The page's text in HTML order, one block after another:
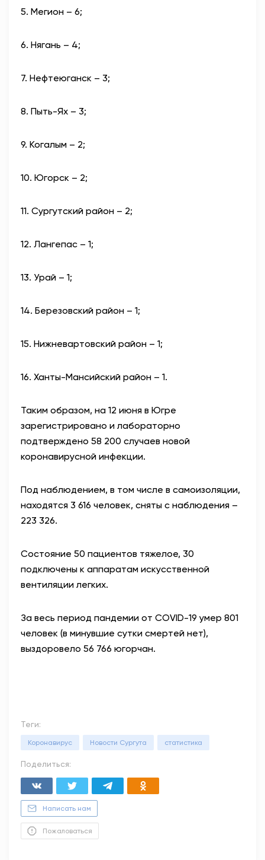
5. Мегион – 6;⁣
6. Нягань – 4;⁣
7. Нефтеюганск – 3;⁣
8. Пыть-Ях – 3;⁣
9. Когалым – 2;⁣
10. Югорск – 2;⁣
11. Сургутский район – 2;⁣
12. Лангепас – 1;⁣
13. Урай – 1;⁣
14. Березовский район – 1;⁣
15. Нижневартовский район – 1;⁣
16. Ханты-Мансийский район – 1.⁣
Таким образом, на 12 июня в Югре
зарегистрировано и лабораторно
подтверждено 58 200 случаев новой
коронавирусной инфекции.⁣
Под наблюдением, в том числе в самоизоляции,
находятся 3 616 человек, сняты с наблюдения –
223 326.⁣
Состояние 50 пациентов тяжелое, 30
подключены к аппаратам искусственной
вентиляции легких.⁣
За весь период пандемии от COVID-19 умер 801
человек (в минувшие сутки смертей нет),
выздоровело 56 766 югорчан.⁣
Теги:
Коронавирус Новости Сургута статистика
Поделиться:
Написать нам
Пожаловаться